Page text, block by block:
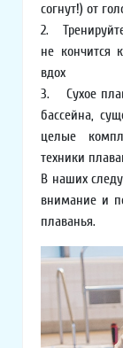
согнут!) от
2.
не кончится
вдох
3. Сухое
бассейна,
целые
техники
В наших
внимание и
плаванья.